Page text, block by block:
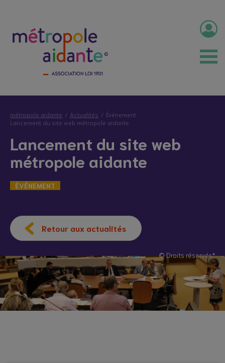
métropole aidante Actualités
Événement
Lancement du site web métropole aidante
Lancement du site web
métropole aidante
ÉVÉNEMENT
Retour aux actualités
© Droits réservés*